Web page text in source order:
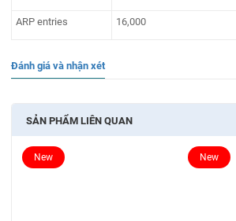
ARP entries 16,000
Đánh giá và nhận xét
SẢN PHẨM LIÊN QUAN
New New